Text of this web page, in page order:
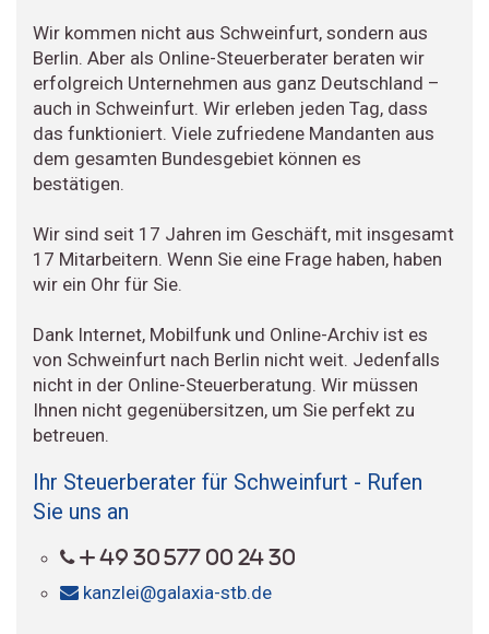
Wir kommen nicht aus Schweinfurt, sondern aus
Berlin. Aber als Online-Steuerberater beraten wir
erfolgreich Unternehmen aus ganz Deutschland –
auch in Schweinfurt. Wir erleben jeden Tag, dass
das funktioniert. Viele zufriedene Mandanten aus
dem gesamten Bundesgebiet können es
bestätigen.
Wir sind seit 17 Jahren im Geschäft, mit insgesamt
17 Mitarbeitern. Wenn Sie eine Frage haben, haben
wir ein Ohr für Sie.
Dank Internet, Mobilfunk und Online-Archiv ist es
von Schweinfurt nach Berlin nicht weit. Jedenfalls
nicht in der Online-Steuerberatung. Wir müssen
Ihnen nicht gegenübersitzen, um Sie perfekt zu
betreuen.
Ihr Steuerberater für Schweinfurt - Rufen
Sie uns an
+ 49 30 577 00 24 30
kanzlei@galaxia-stb.de